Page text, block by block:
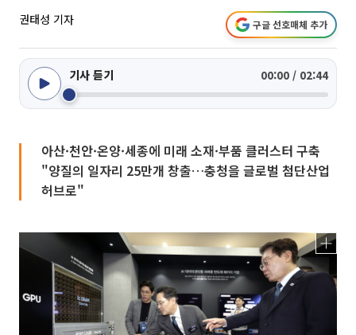
권태성 기자 구글 선호매체 추가
기사 듣기 00:00 / 02:44
아산·천안·온양·세종에 미래 소재·부품 클러스터 구축
"양질의 일자리 25만개 창출…충청을 글로벌 첨단산업
허브로"